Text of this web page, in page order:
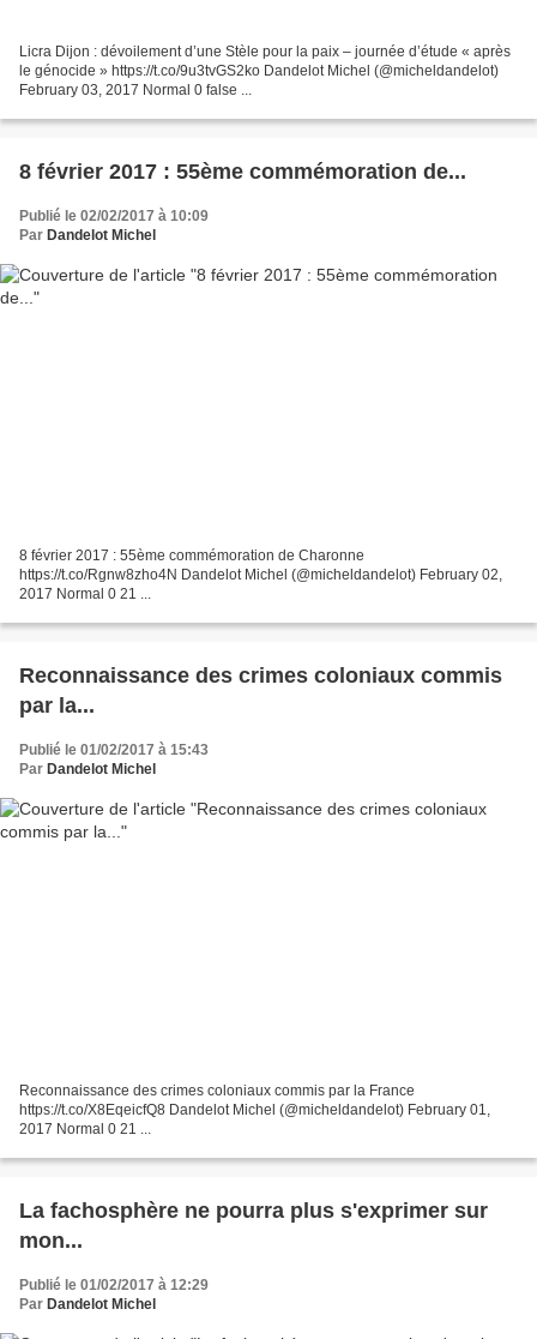
Licra Dijon : dévoilement d’une Stèle pour la paix – journée d’étude « après
le génocide » https://t.co/9u3tvGS2ko Dandelot Michel (@micheldandelot)
February 03, 2017 Normal 0 false ...
8 février 2017 : 55ème commémoration de...
Publié le 02/02/2017 à 10:09
Par Dandelot Michel
8 février 2017 : 55ème commémoration de Charonne
https://t.co/Rgnw8zho4N Dandelot Michel (@micheldandelot) February 02,
2017 Normal 0 21 ...
Reconnaissance des crimes coloniaux commis
par la...
Publié le 01/02/2017 à 15:43
Par Dandelot Michel
Reconnaissance des crimes coloniaux commis par la France
https://t.co/X8EqeicfQ8 Dandelot Michel (@micheldandelot) February 01,
2017 Normal 0 21 ...
La fachosphère ne pourra plus s'exprimer sur
mon...
Publié le 01/02/2017 à 12:29
Par Dandelot Michel